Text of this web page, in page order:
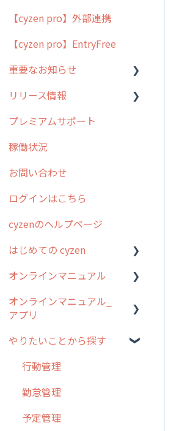
用語集
よくある質問
ポスティング
ラウンダー
メンテナンス
外廻り営業
清掃
不動産
【cyzen pro】外部連携
【cyzen pro】EntryFree
重要なお知らせ
過去の重要なお知らせ
障害情報
リリース情報
リリース
2026年のリリース情報
2025年のリリース情報
2024年のリリース情報
2023年のリリース情報
過去のリリース
2019年までのリリース情
お客様の声を実現しました
プレミアムサポート
稼働状況
お問い合わせ
ログインはこちら
cyzenのヘルプページ
はじめての cyzen
0. はじめてのcyzenの使い
1. cyzenについて知ろう
2. 主要機能の概要
3. cyzenの位置情報取得に
ステム管理者編
オンラインマニュアル
管理サイトの使い始め
オンラインマニュアル_
アプリ
アプリの使い始め
ホーム画面
スポット
報告閲覧
やりたいことから探す
行動管理
勤怠管理
予定管理